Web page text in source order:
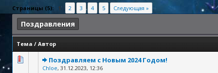
Страницы (5): 1 2 3 4 5 Следующая »
Поздравления
Тема / Автор
Поздравляем с Новым 2024 Годом!
Chloe, 31.12.2023, 12:36